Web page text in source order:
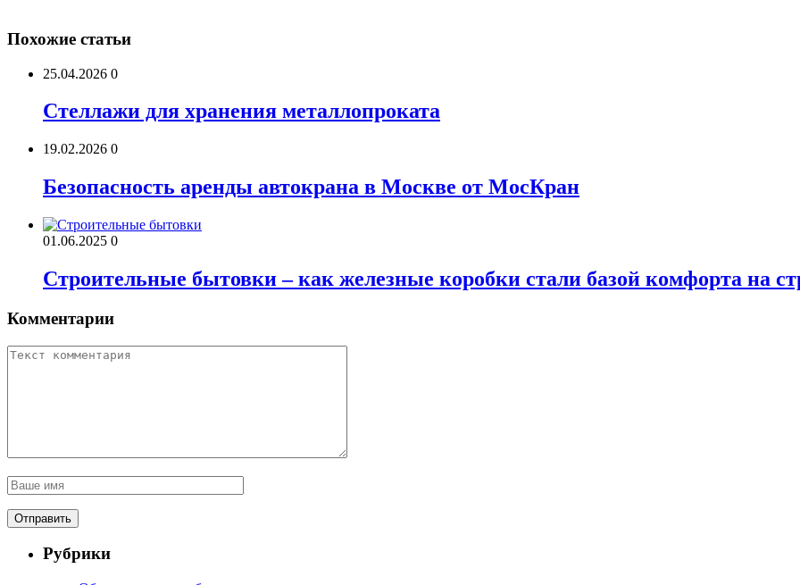
Похожие статьи
25.04.2026 0
Стеллажи для хранения металлопроката
19.02.2026 0
Безопасность аренды автокрана в Москве от МосКран
01.06.2025 0
Строительные бытовки – как железные коробки стали базой комфорта на
Комментарии
Рубрики